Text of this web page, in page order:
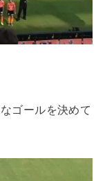
ゴールを決めて